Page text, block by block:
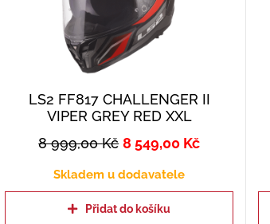
LS2 FF817 CHALLENGER II
VIPER GREY RED XXL
8 999,00Kč 8 549,00 Kč
Skladem u dodavatele
Přidat do košíku